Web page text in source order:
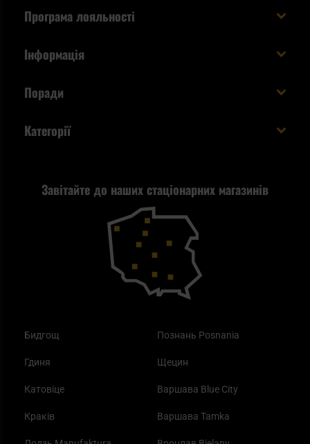
Способи оплати
Статус замовлення
Tax Free
Програма лояльності
Увійдіть в систему
Завітайте до наших стаціонарних магазинів
Бидгощ
Гдиня
Катовіце
Краків
Познань Posnania
Щецин
Варшава Blue City
Варшава Tamka
Інформація
Політика конфіденційності
Повернення товару
Поради
спакувати?
Blackout - що це таке?
Як працює маска від смогу?
Найкращі спальні мішки на осінь
Категорії
Самозахист